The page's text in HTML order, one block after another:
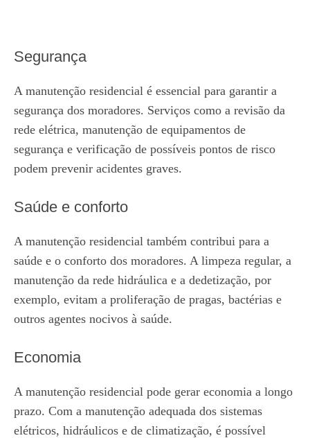
Segurança
A manutenção residencial é essencial para garantir a
segurança dos moradores. Serviços como a revisão da
rede elétrica, manutenção de equipamentos de
segurança e verificação de possíveis pontos de risco
podem prevenir acidentes graves.
Saúde e conforto
A manutenção residencial também contribui para a
saúde e o conforto dos moradores. A limpeza regular, a
manutenção da rede hidráulica e a dedetização, por
exemplo, evitam a proliferação de pragas, bactérias e
outros agentes nocivos à saúde.
Economia
A manutenção residencial pode gerar economia a longo
prazo. Com a manutenção adequada dos sistemas
elétricos, hidráulicos e de climatização, é possível